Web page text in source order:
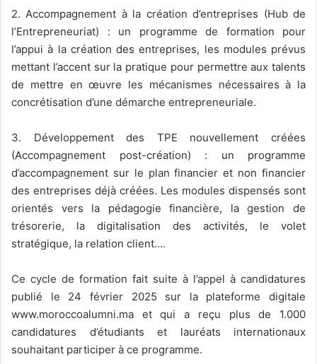
2. Accompagnement à la création d’entreprises (Hub de
l’Entrepreneuriat) : un programme de formation pour
l’appui à la création des entreprises, les modules prévus
mettant l’accent sur la pratique pour permettre aux talents
de mettre en œuvre les mécanismes nécessaires à la
concrétisation d’une démarche entrepreneuriale.
3. Développement des TPE nouvellement créées
(Accompagnement post-création) : un programme
d’accompagnement sur le plan financier et non financier
des entreprises déjà créées. Les modules dispensés sont
orientés vers la pédagogie financière, la gestion de
trésorerie, la digitalisation des activités, le volet
stratégique, la relation client….
Ce cycle de formation fait suite à l’appel à candidatures
publié le 24 février 2025 sur la plateforme digitale
www.moroccoalumni.ma et qui a reçu plus de 1.000
candidatures d’étudiants et lauréats internationaux
souhaitant participer à ce programme.